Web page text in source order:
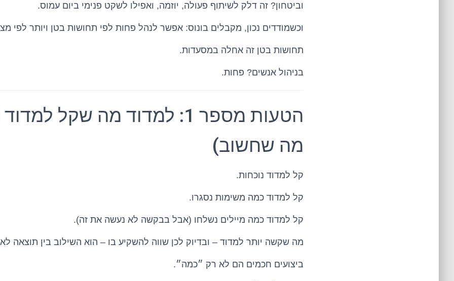
וביטחון? זה דלק לשיתוף פעולה, יוזמה, ואפילו לשקט פנימי ביום עמוס.
וכשמודדים נכון, מקבלים בונוס: אפשר לנהל פחות לפי תחושות בטן ויותר לפי
תחושות בטן זה אחלה במסעדות.
בניהול אנשים? פחות.
הטעות מספר 1: למדוד מה שקל
מה שחשוב)
קל למדוד נוכחות.
קל למדוד כמה משימות נסגרו.
קל למדוד כמה מיילים נשלחו (אבל בבקשה לא נעשה את זה).
מה שקשה יותר למדוד – ובדיוק לכן שווה להשקיע בו – הוא השילוב בין תוצאה
ביצועים חכמים הם לא רק ״כמה״.